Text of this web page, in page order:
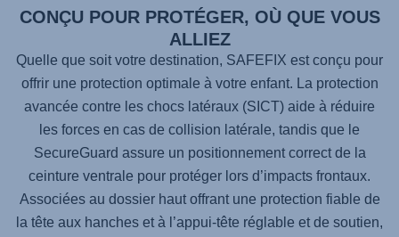
CONÇU POUR PROTÉGER, OÙ QUE VOUS
ALLIEZ
Quelle que soit votre destination, SAFEFIX est conçu pour
offrir une protection optimale à votre enfant. La protection
avancée contre les chocs latéraux (SICT) aide à réduire
les forces en cas de collision latérale, tandis que le
SecureGuard assure un positionnement correct de la
ceinture ventrale pour protéger lors d’impacts frontaux.
Associées au dossier haut offrant une protection fiable de
la tête aux hanches et à l’appui-tête réglable et de soutien,